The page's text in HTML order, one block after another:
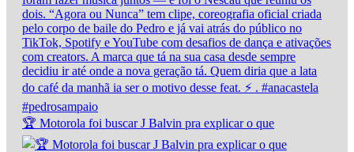
🏆 Motorola foi buscar J Balvin pra explicar o que